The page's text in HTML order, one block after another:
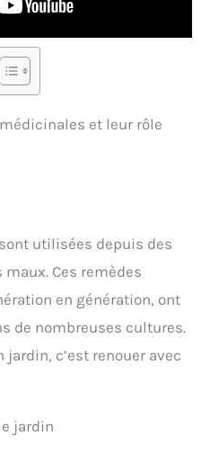
et leur rôle
utilisées depuis des
Ces remèdes
en génération, ont
de nombreuses cultures.
c’est renouer avec
jardin